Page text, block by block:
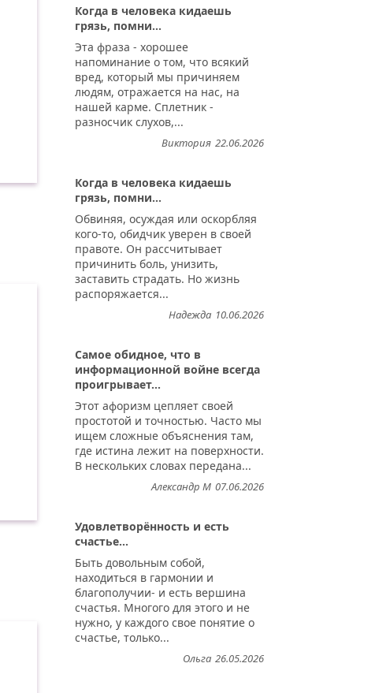
Когда в человека кидаешь
грязь, помни...
Эта фраза - хорошее
напоминание о том, что всякий
вред, который мы причиняем
людям, отражается на нас, на
нашей карме. Сплетник -
разносчик слухов,...
22.06.2026
Виктория
Когда в человека кидаешь
грязь, помни...
Обвиняя, осуждая или оскорбляя
кого-то, обидчик уверен в своей
правоте. Он рассчитывает
причинить боль, унизить,
заставить страдать. Но жизнь
распоряжается...
10.06.2026
Надежда
Самое обидное, что в
информационной войне всегда
проигрывает...
Этот афоризм цепляет своей
простотой и точностью. Часто мы
ищем сложные объяснения там,
где истина лежит на поверхности.
В нескольких словах передана...
07.06.2026
Александр М
Удовлетворённость и есть
счастье...
Быть довольным собой,
находиться в гармонии и
благополучии- и есть вершина
счастья. Многого для этого и не
нужно, у каждого свое понятие о
счастье, только...
26.05.2026
Ольга